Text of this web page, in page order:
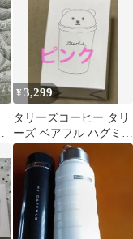
¥3,299
タリーズコーヒー タリ
ーズ ベアフル ハグミー
ボトル ピンク タンブラ